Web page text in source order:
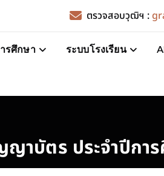
ตรวจสอบวุฒิฯ :
รศึกษา ระบบโรงเรียน
ญาบัตร ประจำปีกา